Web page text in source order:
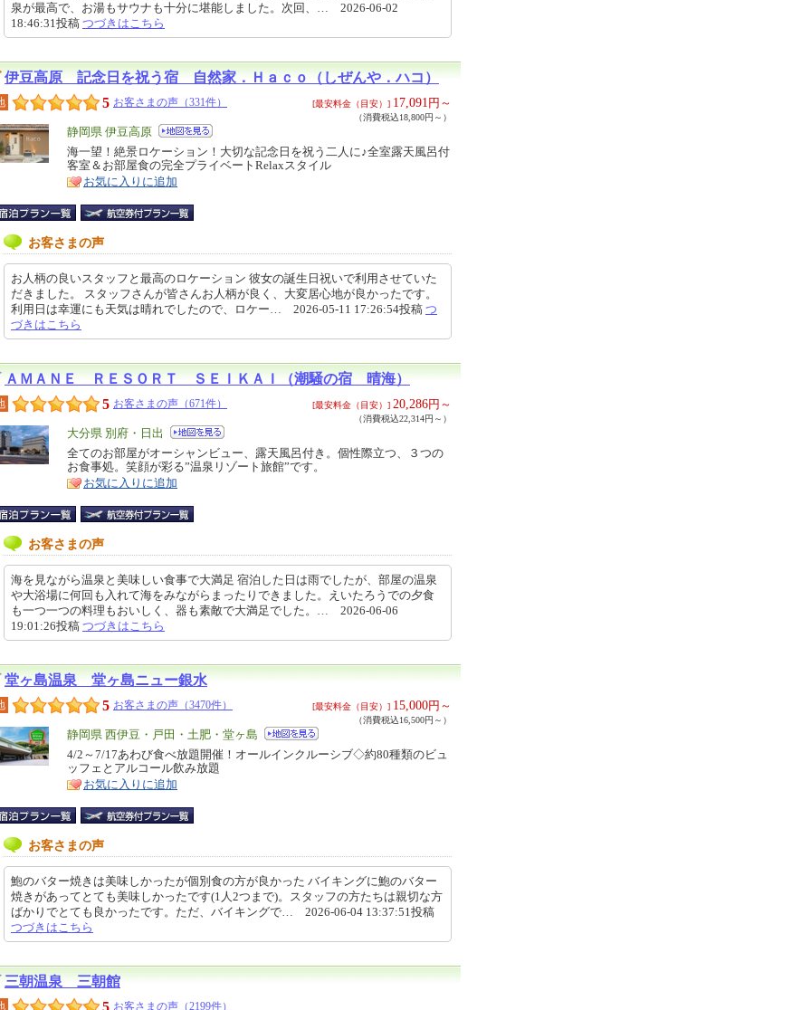
泉が最高で、お湯もサウナも十分に堪能しました。次回、… 2026-06-02
18:46:31投稿 つづきはこちら
伊豆高原 記念日を祝う宿 自然家．Ｈａｃｏ（しぜんや．ハコ）
5 お客さまの声（331件） [最安料金（目安）] 17,091 円～
（消費税込18,800円～）
エ
リ
ア
静岡県 伊豆高原
特
徴
海一望！絶景ロケーション！大切な記念日を祝う二人に♪全室露天風呂付
客室＆お部屋食の完全プライベートRelaxスタイル
お気に入りに追加
お客さまの声
お人柄の良いスタッフと最高のロケーション 彼女の誕生日祝いで利用させていた
だきました。 スタッフさんが皆さんお人柄が良く、大変居心地が良かったです。
利用日は幸運にも天気は晴れでしたので、ロケー… 2026-05-11 17:26:54投稿 つ
づきはこちら
ＡＭＡＮＥ ＲＥＳＯＲＴ ＳＥＩＫＡＩ（潮騒の宿 晴海）
5 お客さまの声（671件） [最安料金（目安）] 20,286円～
（消費税込22,314円～）
エ
リ
ア
大分県 別府・日出
特
徴
全てのお部屋がオーシャンビュー、露天風呂付き。個性際立つ、３つの
お食事処。笑顔が彩る”温泉リゾート旅館”です。
お気に入りに追加
お客さまの声
海を見ながら温泉と美味しい食事で大満足 宿泊した日は雨でしたが、部屋の温泉
や大浴場に何回も入れて海をみながらまったりできました。えいたろうでの夕食
も一つ一つの料理もおいしく、器も素敵で大満足でした。… 2026-06-06
19:01:26投稿 つづきはこちら
堂ヶ島温泉 堂ヶ島ニュー銀水
5 お客さまの声（3470件） [最安料金（目安）] 15,000円～
（消費税込16,500円～）
エ
リ
ア
静岡県 西伊豆・戸田・土肥・堂ヶ島
特
徴
4/2～7/17あわび食べ放題開催！オールインクルーシブ◇約80種類のビュ
ッフェとアルコール飲み放題
お気に入りに追加
お客さまの声
鮑のバター焼きは美味しかったが個別食の方が良かった バイキングに鮑のバター
焼きがあってとても美味しかったです(1人2つまで)。スタッフの方たちは親切な方
ばかりでとても良かったです。ただ、バイキングで… 2026-06-04 13:37:51投稿
つづきはこちら
三朝温泉 三朝館
5 お客さまの声（2199件）